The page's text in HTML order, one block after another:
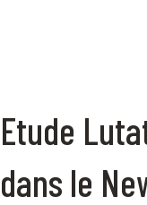
Etude
dans le